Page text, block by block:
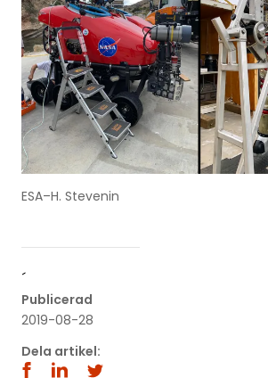
ESA–H. Stevenin
´
Publicerad
2019-08-28
Dela artikel: